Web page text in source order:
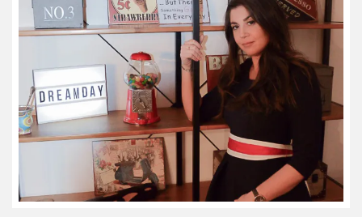
Sac
cabas
en
cuir
:
mon